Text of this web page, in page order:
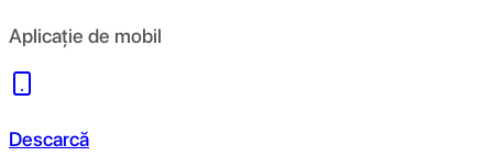
Aplicație de mobil
Descarcă